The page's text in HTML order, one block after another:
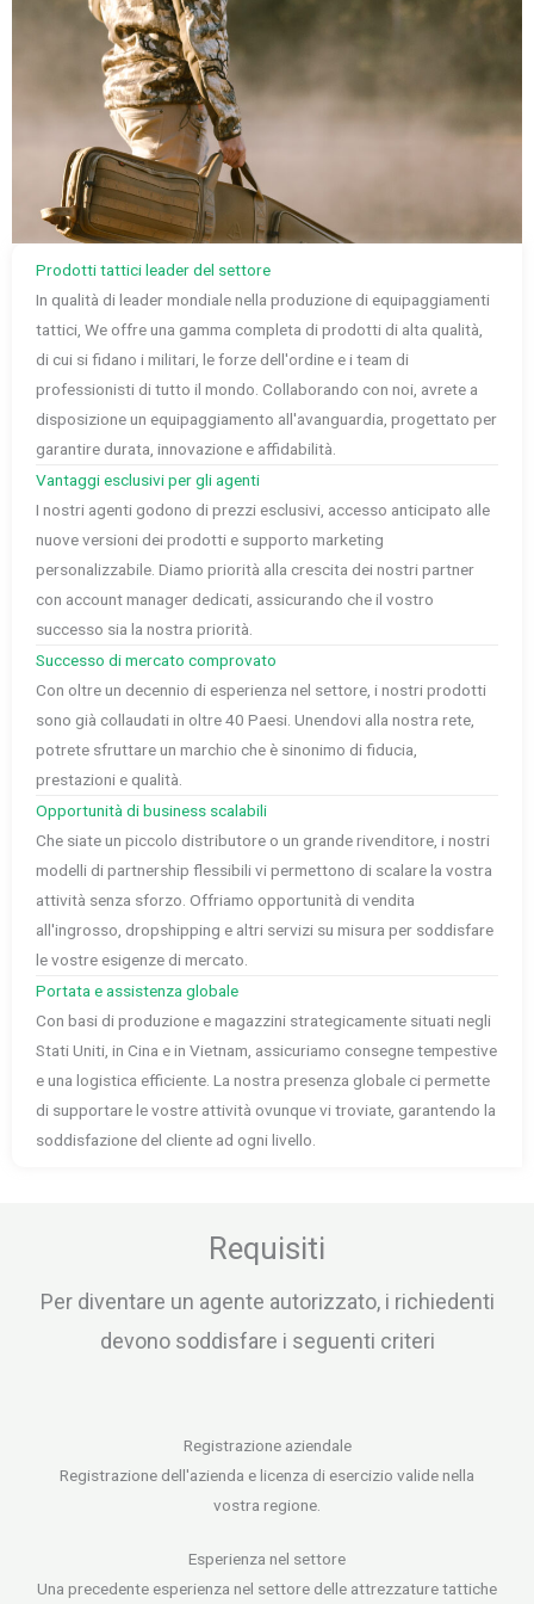
Prodotti tattici leader del settore
In qualità di leader mondiale nella produzione di equipaggiamenti
tattici, We offre una gamma completa di prodotti di alta qualità,
di cui si fidano i militari, le forze dell'ordine e i team di
professionisti di tutto il mondo. Collaborando con noi, avrete a
disposizione un equipaggiamento all'avanguardia, progettato per
garantire durata, innovazione e affidabilità.
Vantaggi esclusivi per gli agenti
I nostri agenti godono di prezzi esclusivi, accesso anticipato alle
nuove versioni dei prodotti e supporto marketing
personalizzabile. Diamo priorità alla crescita dei nostri partner
con account manager dedicati, assicurando che il vostro
successo sia la nostra priorità.
Successo di mercato comprovato
Con oltre un decennio di esperienza nel settore, i nostri prodotti
sono già collaudati in oltre 40 Paesi. Unendovi alla nostra rete,
potrete sfruttare un marchio che è sinonimo di fiducia,
prestazioni e qualità.
Opportunità di business scalabili
Che siate un piccolo distributore o un grande rivenditore, i nostri
modelli di partnership flessibili vi permettono di scalare la vostra
attività senza sforzo. Offriamo opportunità di vendita
all'ingrosso, dropshipping e altri servizi su misura per soddisfare
le vostre esigenze di mercato.
Portata e assistenza globale
Con basi di produzione e magazzini strategicamente situati negli
Stati Uniti, in Cina e in Vietnam, assicuriamo consegne tempestive
e una logistica efficiente. La nostra presenza globale ci permette
di supportare le vostre attività ovunque vi troviate, garantendo la
soddisfazione del cliente ad ogni livello.
Requisiti
Per diventare un agente autorizzato, i richiedenti
devono soddisfare i seguenti criteri
Registrazione aziendale
Registrazione dell'azienda e licenza di esercizio valide nella
vostra regione.
Esperienza nel settore
Una precedente esperienza nel settore delle attrezzature tattiche